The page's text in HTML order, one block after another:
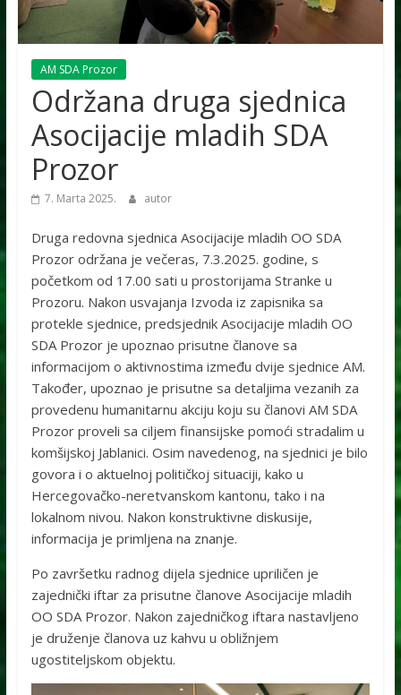
AM SDA Prozor
Održana druga sjednica
Asocijacije mladih SDA
Prozor
7. Marta 2025. autor
Druga redovna sjednica Asocijacije mladih OO SDA
Prozor održana je večeras, 7.3.2025. godine, s
početkom od 17.00 sati u prostorijama Stranke u
Prozoru. Nakon usvajanja Izvoda iz zapisnika sa
protekle sjednice, predsjednik Asocijacije mladih OO
SDA Prozor je upoznao prisutne članove sa
informacijom o aktivnostima između dvije sjednice AM.
Također, upoznao je prisutne sa detaljima vezanih za
provedenu humanitarnu akciju koju su članovi AM SDA
Prozor proveli sa ciljem finansijske pomoći stradalim u
komšijskoj Jablanici. Osim navedenog, na sjednici je bilo
govora i o aktuelnoj političkoj situaciji, kako u
Hercegovačko-neretvanskom kantonu, tako i na
lokalnom nivou. Nakon konstruktivne diskusije,
informacija je primljena na znanje.
Po završetku radnog dijela sjednice upriličen je
zajednički iftar za prisutne članove Asocijacije mladih
OO SDA Prozor. Nakon zajedničkog iftara nastavljeno
je druženje članova uz kahvu u obližnjem
ugostiteljskom objektu.